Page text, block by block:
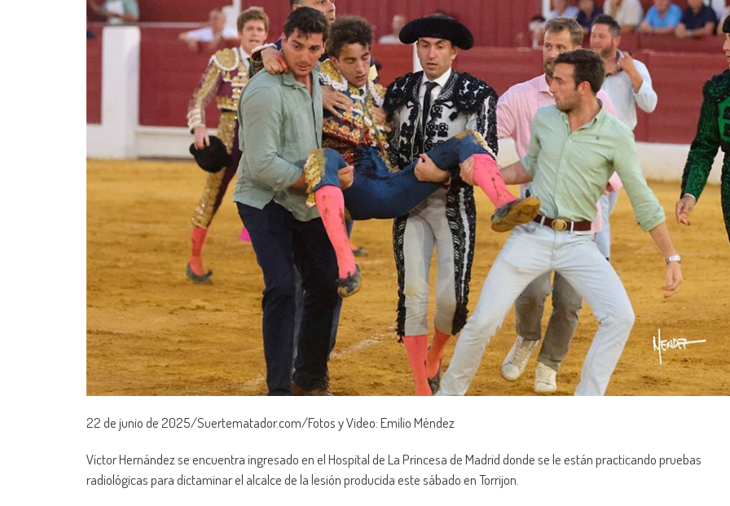
22 de junio de 2025/Suertematador.com/Fotos y Video: Emilio Méndez
Víctor Hernández se encuentra ingresado en el Hospital de La Princesa de Madrid donde se le están practicando pruebas
radiológicas para dictaminar el alcalce de la lesión producida este sábado en Torrijon.